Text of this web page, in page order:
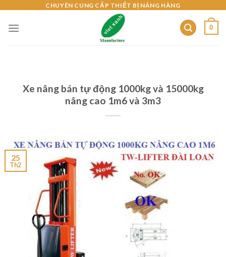
content
CHUYÊN CUNG CẤP THIẾT BỊ NÂNG HÀNG
0
Xe nâng bán tự động 1000kg và 15000kg
nâng cao 1m6 và 3m3
25
Th2